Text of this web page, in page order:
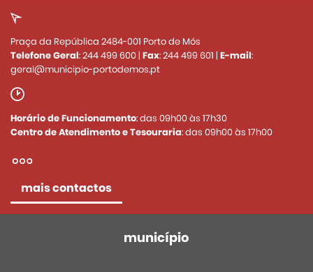
Praça da República 2484-001 Porto de Mós
Telefone Geral:244 499 600| Fax:244 499 601 | E-mail:
geral@municipio-portodemos.pt
Horário de Funcionamento: das 09h00 às 17h30
Centro de Atendimento e Tesouraria: das 09h00 às 17h00
mais contactos
município